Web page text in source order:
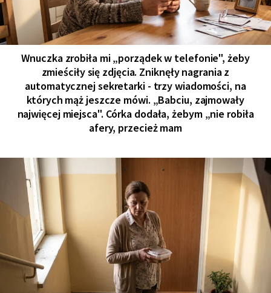
Wnuczka zrobiła mi „porządek w telefonie", żeby
zmieściły się zdjęcia. Zniknęły nagrania z
automatycznej sekretarki - trzy wiadomości, na
których mąż jeszcze mówi. „Babciu, zajmowały
najwięcej miejsca". Córka dodała, żebym „nie robiła
afery, przecież mam